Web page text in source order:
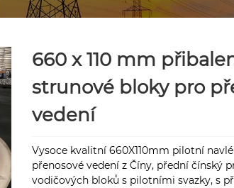
660 x 110 mm
strunové bloky pro
vedení
Vysoce kvalitní 660X110mm pilotní
přenosové vedení z Číny, přední čínský
vodičových bloků s pilotními svazky, s